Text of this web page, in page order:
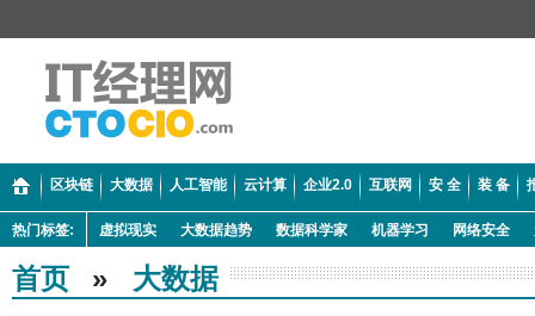
区块链 大数据 人工智能 云计算 企业2.0 互联网 安 全 装 备
热门标签: 虚拟现实 大数据趋势 数据科学家 机器学习 网络安全
首页 » 大数据